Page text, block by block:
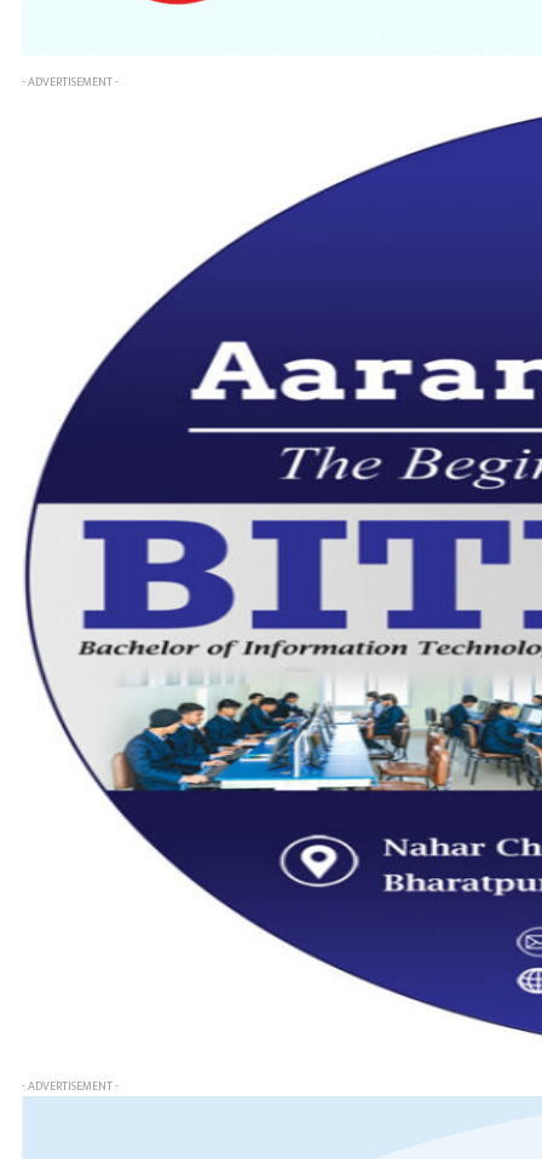
- ADVERTISEMENT -
- ADVERTISEMENT -